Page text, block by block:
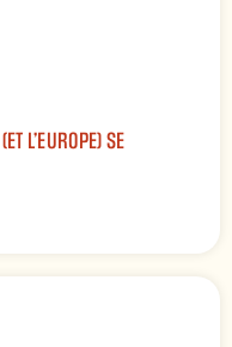
L’EUROPE) SE